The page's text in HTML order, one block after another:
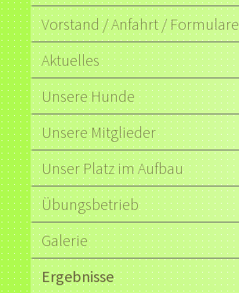
Vorstand / Anfahrt / Formulare
Aktuelles
Unsere Hunde
Unsere Mitglieder
Unser Platz im Aufbau
Übungsbetrieb
Galerie
Ergebnisse